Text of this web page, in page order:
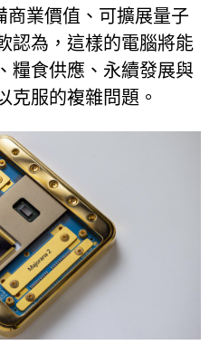
業價值、可擴展量子
認為，這樣的電腦將能
糧食供應、永續發展與
克服的複雜問題。